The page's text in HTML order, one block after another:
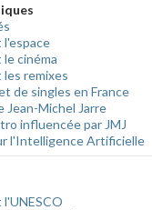
l'espace
le cinéma
les remixes
de singles en France
Jean-Michel Jarre
influencée par JMJ
l'Intelligence Artificielle
l'UNESCO